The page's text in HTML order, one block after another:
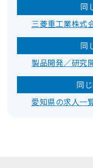
同
三菱重工業株式
同
製品開発／研究
同
愛知県の求人一